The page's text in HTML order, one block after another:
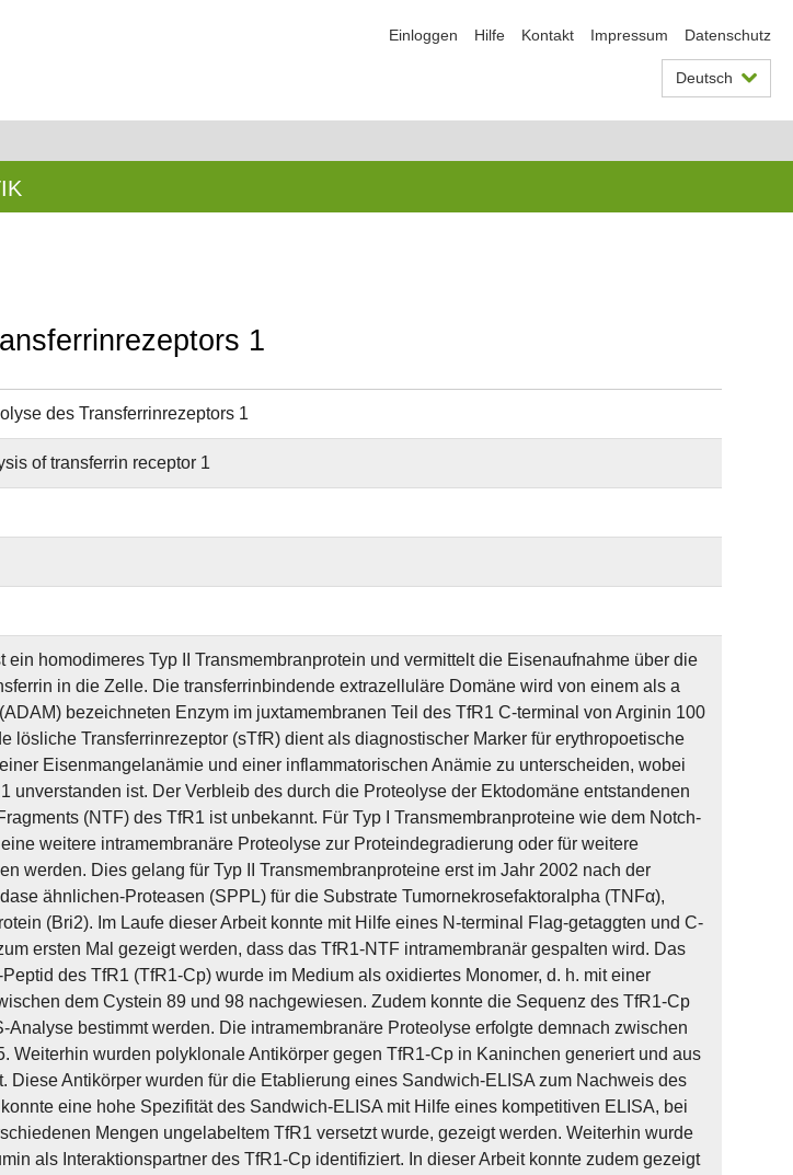
Einloggen Hilfe Kontakt Impressum Datenschutz
Deutsch
1
des Transferrinrezeptors 1
of transferrin receptor 1
ein homodimeres Typ II Transmembranprotein und vermittelt die Eisenaufnahme über die
in die Zelle. Die transferrinbindende extrazelluläre Domäne wird von einem als a
bezeichneten Enzym im juxtamembranen Teil des TfR1 C-terminal von Arginin 100
lösliche Transferrinrezeptor (sTfR) dient als diagnostischer Marker für erythropoetische
Eisenmangelanämie und einer inflammatorischen Anämie zu unterscheiden, wobei
unverstanden ist. Der Verbleib des durch die Proteolyse der Ektodomäne entstandenen
(NTF) des TfR1 ist unbekannt. Für Typ I Transmembranproteine wie dem Notch-
weitere intramembranäre Proteolyse zur Proteindegradierung oder für weitere
werden. Dies gelang für Typ II Transmembranproteine erst im Jahr 2002 nach der
ähnlichen-Proteasen (SPPL) für die Substrate Tumornekrosefaktoralpha (TNFα),
(Bri2). Im Laufe dieser Arbeit konnte mit Hilfe eines N-terminal Flag-getaggten und C-
ersten Mal gezeigt werden, dass das TfR1-NTF intramembranär gespalten wird. Das
des TfR1 (TfR1-Cp) wurde im Medium als oxidiertes Monomer, d. h. mit einer
dem Cystein 89 und 98 nachgewiesen. Zudem konnte die Sequenz des TfR1-Cp
Analyse bestimmt werden. Die intramembranäre Proteolyse erfolgte demnach zwischen
Weiterhin wurden polyklonale Antikörper gegen TfR1-Cp in Kaninchen generiert und aus
Diese Antikörper wurden für die Etablierung eines Sandwich-ELISA zum Nachweis des
eine hohe Spezifität des Sandwich-ELISA mit Hilfe eines kompetitiven ELISA, bei
Mengen ungelabeltem TfR1 versetzt wurde, gezeigt werden. Weiterhin wurde
als Interaktionspartner des TfR1-Cp identifiziert. In dieser Arbeit konnte zudem gezeigt